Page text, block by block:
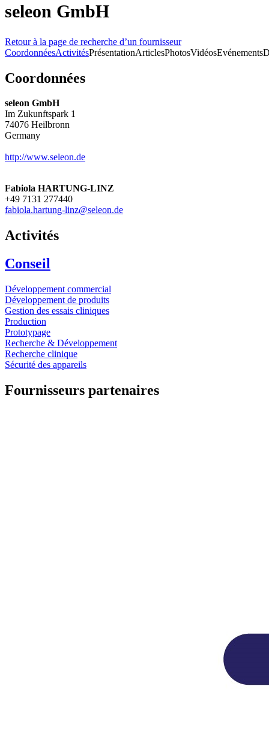
seleon GmbH
Retour à la page de recherche d’un fournisseur
CoordonnéesActivitésPrésentationArticlesPhotosVidéosEvénements
Coordonnées
seleon GmbH
Im Zukunftspark 1
74076 Heilbronn
Germany
http://www.seleon.de
Fabiola HARTUNG-LINZ
+49 7131 277440
fabiola.hartung-linz@seleon.de
Activités
Conseil
Développement commercial
Développement de produits
Gestion des essais cliniques
Production
Prototypage
Recherche & Développement
Recherche clinique
Sécurité des appareils
Fournisseurs partenaires